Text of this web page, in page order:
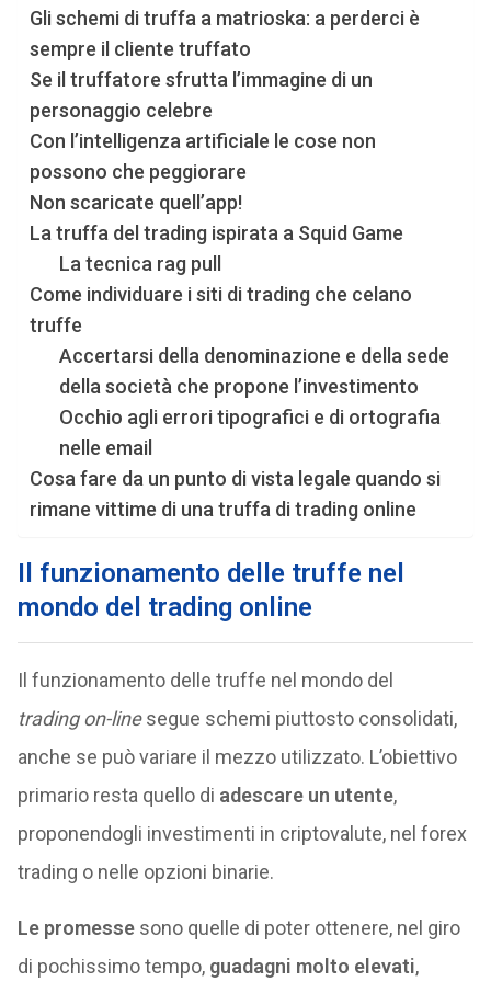
Gli schemi di truffa a matrioska: a perderci è
sempre il cliente truffato
Se il truffatore sfrutta l’immagine di un
personaggio celebre
Con l’intelligenza artificiale le cose non
possono che peggiorare
Non scaricate quell’app!
La truffa del trading ispirata a Squid Game
La tecnica rag pull
Come individuare i siti di trading che celano
truffe
Accertarsi della denominazione e della sede
della società che propone l’investimento
Occhio agli errori tipografici e di ortografia
nelle email
Cosa fare da un punto di vista legale quando si
rimane vittime di una truffa di trading online
Il funzionamento delle truffe nel
mondo del trading online
Il funzionamento delle truffe nel mondo del
trading on-linesegue schemi piuttosto consolidati,
anche se può variare il mezzo utilizzato. L’obiettivo
primario resta quello di adescare un utente,
proponendogli investimenti in criptovalute, nel forex
trading o nelle opzioni binarie.
Le promessesono quelle di poter ottenere, nel giro
di pochissimo tempo, guadagni molto elevati,